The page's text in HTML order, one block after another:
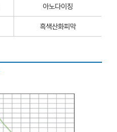
아노다이징
흑색산화피막